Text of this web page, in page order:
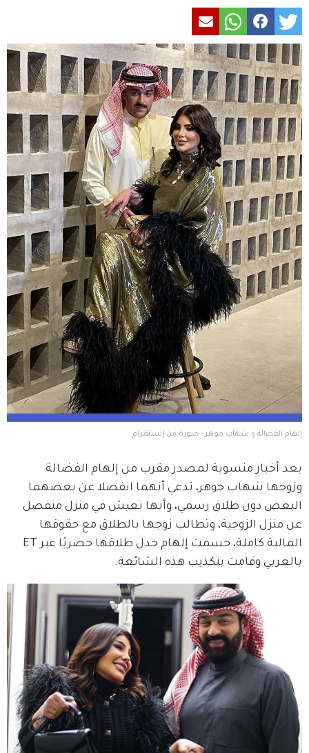
إلهام الفضالة و شهاب جوهر - صورة من إنستقرام
بعد أخبار منسوبة لمصدر مقرب من إلهام الفضالة
وزوجها شهاب جوهر، تدعي أنهما انفصلا عن بعضهما
البعض دون طلاق رسمي، وأنها تعيش في منزل منفصل
عن منزل الزوجية، وتطالب زوجها بالطلاق مع حقوقها
بالعربي وقامت بتكذيب هذه الشائعة.